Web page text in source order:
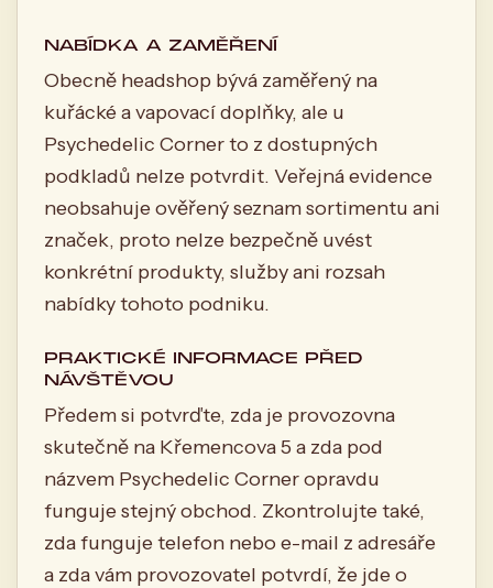
NABÍDKA A ZAMĚŘENÍ
Obecně headshop bývá zaměřený na
kuřácké a vapovací doplňky, ale u
Psychedelic Corner to z dostupných
podkladů nelze potvrdit. Veřejná evidence
neobsahuje ověřený seznam sortimentu ani
značek, proto nelze bezpečně uvést
konkrétní produkty, služby ani rozsah
nabídky tohoto podniku.
PRAKTICKÉ INFORMACE PŘED
NÁVŠTĚVOU
Předem si potvrďte, zda je provozovna
skutečně na Křemencova 5 a zda pod
názvem Psychedelic Corner opravdu
funguje stejný obchod. Zkontrolujte také,
zda funguje telefon nebo e-mail z adresáře
a zda vám provozovatel potvrdí, že jde o